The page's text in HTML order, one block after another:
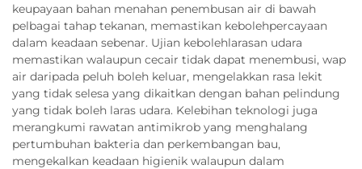
keupayaan bahan menahan penembusan air di bawah
pelbagai tahap tekanan, memastikan kebolehpercayaan
dalam keadaan sebenar. Ujian kebolehlarasan udara
memastikan walaupun cecair tidak dapat menembusi, wap
air daripada peluh boleh keluar, mengelakkan rasa lekit
yang tidak selesa yang dikaitkan dengan bahan pelindung
yang tidak boleh laras udara. Kelebihan teknologi juga
merangkumi rawatan antimikrob yang menghalang
pertumbuhan bakteria dan perkembangan bau,
mengekalkan keadaan higienik walaupun dalam